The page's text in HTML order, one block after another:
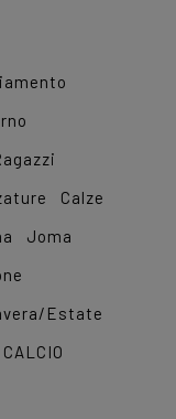
Calze
Joma
Estate